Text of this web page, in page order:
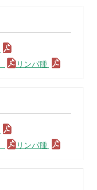
リンパ腫
リンパ腫